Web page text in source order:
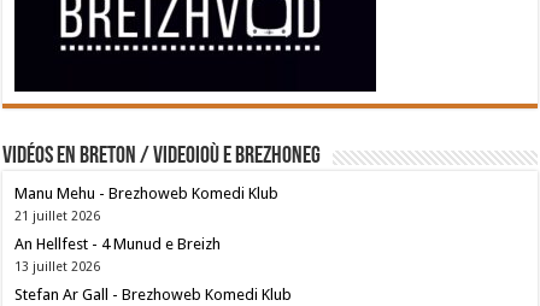
Vidéos en breton / Videoioù e brezhoneg
Manu Mehu - Brezhoweb Komedi Klub
21 juillet 2026
An Hellfest - 4 Munud e Breizh
13 juillet 2026
Stefan Ar Gall - Brezhoweb Komedi Klub